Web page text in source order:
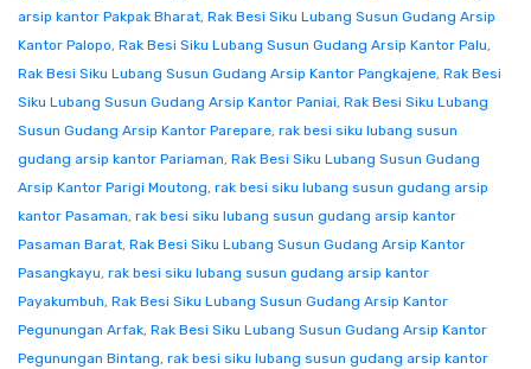
arsip kantor Pakpak Bharat, Rak Besi Siku Lubang Susun Gudang Arsip
Kantor Palopo, Rak Besi Siku Lubang Susun Gudang Arsip Kantor Palu,
Rak Besi Siku Lubang Susun Gudang Arsip Kantor Pangkajene, Rak Besi
Siku Lubang Susun Gudang Arsip Kantor Paniai, Rak Besi Siku Lubang
Susun Gudang Arsip Kantor Parepare, rak besi siku lubang susun
gudang arsip kantor Pariaman, Rak Besi Siku Lubang Susun Gudang
Arsip Kantor Parigi Moutong, rak besi siku lubang susun gudang arsip
kantor Pasaman, rak besi siku lubang susun gudang arsip kantor
Pasaman Barat, Rak Besi Siku Lubang Susun Gudang Arsip Kantor
Pasangkayu, rak besi siku lubang susun gudang arsip kantor
Payakumbuh, Rak Besi Siku Lubang Susun Gudang Arsip Kantor
Pegunungan Arfak, Rak Besi Siku Lubang Susun Gudang Arsip Kantor
Pegunungan Bintang, rak besi siku lubang susun gudang arsip kantor